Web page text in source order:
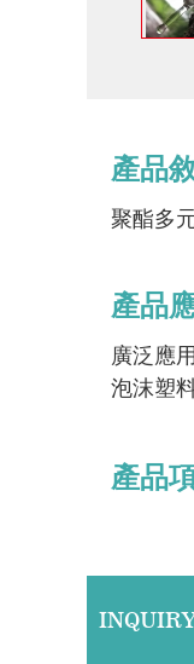
產品
聚酯多
產品
廣泛應
泡沫塑
產品